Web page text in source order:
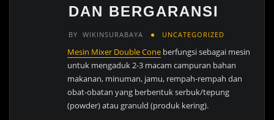
DAN BERGARANSI
BY WIKINSURABAYA UNCATEGORIZED
Mesin Mixer Double Cone berfungsi sebagai mesin
untuk mengaduk 2-3 macam campuran bahan
makanan, minuman, jamu, rempah-rempah dan
obat-obatan yang berbentuk serbuk/tepung
(powder) atau granuld (produk kering).